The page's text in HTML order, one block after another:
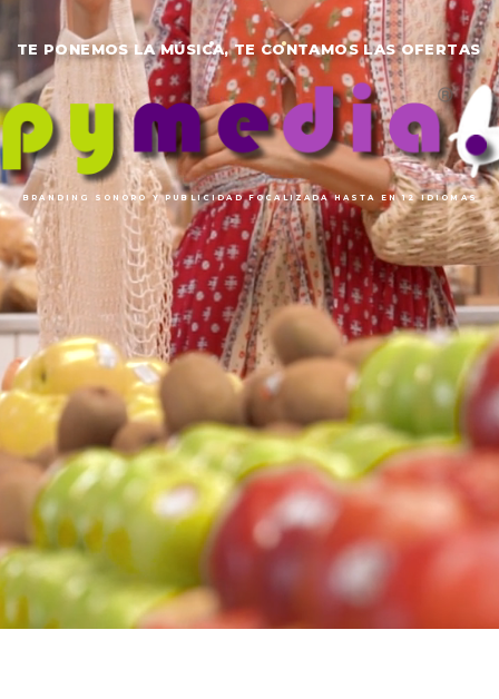
TE PONEMOS LA MÚSICA, TE CONTAMOS LAS OFERTAS
BRANDING SONORO Y PUBLICIDAD FOCALIZADA HASTA EN 12 IDIOMAS